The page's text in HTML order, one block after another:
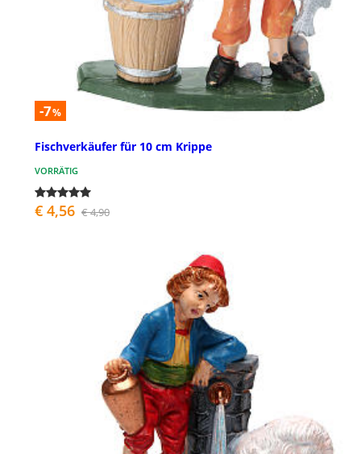
-7%
Fischverkäufer für 10 cm Krippe
VORRÄTIG
€ 4,56 € 4,90